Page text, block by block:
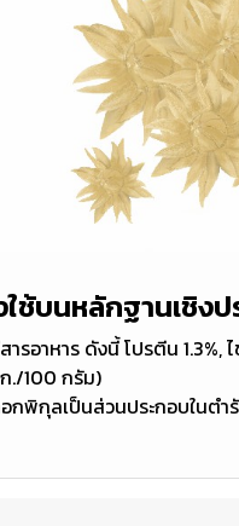
ช้บนหลักฐานเชิงป
ารอาหาร ดังนี้ โปรตีน
./100 กรัม)
กพิกุลเป็นส่วนประกอบในตำ